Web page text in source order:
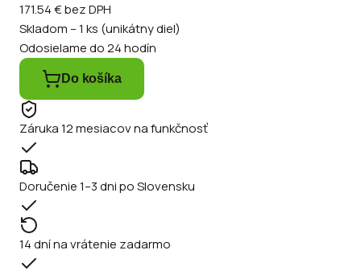
171.54 €bez DPH
Skladom – 1 ks (unikátny diel)
Odosielame do 24 hodín
Do košíka
Záruka 12 mesiacov na funkčnosť
Doručenie 1–3 dni po Slovensku
14 dní na vrátenie zadarmo